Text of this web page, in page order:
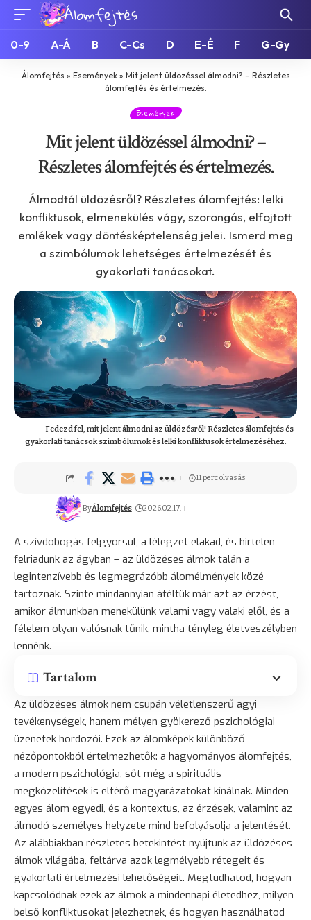
0-9 A-Á B C-Cs D E-É F G-Gy
Álomfejtés » Események» Mit jelent üldözéssel álmodni? – Részletes
álomfejtés és értelmezés.
Események
Mit jelent üldözéssel álmodni? –
Részletes álomfejtés és értelmezés.
Álmodtál üldözésről? Részletes álomfejtés: lelki
konfliktusok, elmenekülés vágy, szorongás, elfojtott
emlékek vagy döntésképtelenség jelei. Ismerd meg
a szimbólumok lehetséges értelmezését és
gyakorlati tanácsokat.
Fedezd fel, mit jelent álmodni az üldözésről! Részletes álomfejtés és
gyakorlati tanácsok szimbólumok és lelki konfliktusok értelmezéséhez.
ByÁlomfejtés 2026.02.17.
11 perc olvasás
A szívdobogás felgyorsul, a lélegzet elakad, és hirtelen
felriadunk az ágyban – az üldözéses álmok talán a
legintenzívebb és legmegrázóbb álomélmények közé
tartoznak. Szinte mindannyian átéltük már azt az érzést,
amikor álmunkban menekülünk valami vagy valaki elől, és a
félelem olyan valósnak tűnik, mintha tényleg életveszélyben
lennénk.
Tartalom
Az üldözéses álmok nem csupán véletlenszerű agyi
tevékenységek, hanem mélyen gyökerező pszichológiai
üzenetek hordozói. Ezek az álomképek különböző
nézőpontokból értelmezhetők: a hagyományos álomfejtés,
a modern pszichológia, sőt még a spirituális
megközelítések is eltérő magyarázatokat kínálnak. Minden
egyes álom egyedi, és a kontextus, az érzések, valamint az
álmodó személyes helyzete mind befolyásolja a jelentését.
Az alábbiakban részletes betekintést nyújtunk az üldözéses
álmok világába, feltárva azok legmélyebb rétegeit és
gyakorlati értelmezési lehetőségeit. Megtudhatod, hogyan
kapcsolódnak ezek az álmok a mindennapi életedhez, milyen
belső konfliktusokat jelezhetnek, és hogyan használhatod